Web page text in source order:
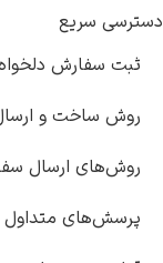
سریع
ثبت سفارش دلخواه
روش ساخت و ارسال
روش‌های ارسال
پرسش‌های متداول